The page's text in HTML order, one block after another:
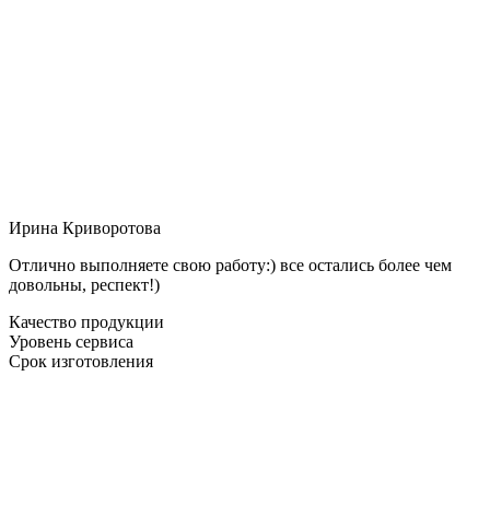
Ирина Криворотова
Отлично выполняете свою работу:) все остались более чем
довольны, респект!)
Качество продукции
Уровень сервиса
Срок изготовления